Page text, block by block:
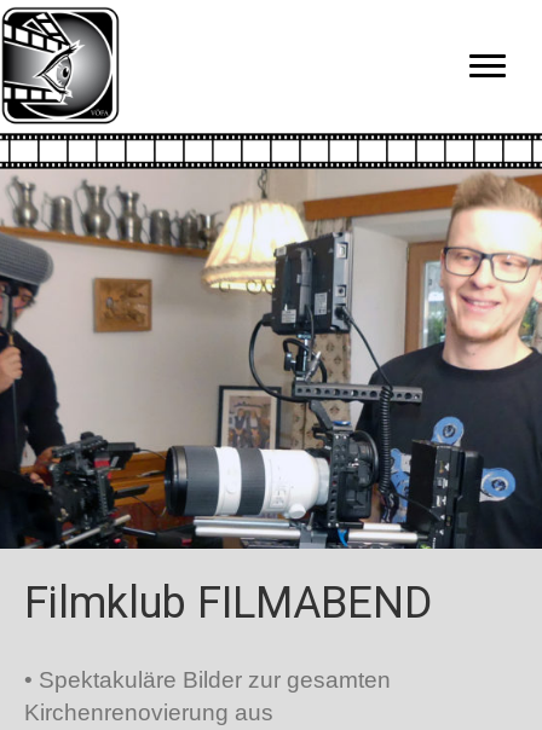
Filmklub FILMABEND
• Spektakuläre Bilder zur gesamten
Kirchenrenovierung aus